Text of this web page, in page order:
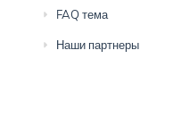
FAQ тема
Наши партнеры